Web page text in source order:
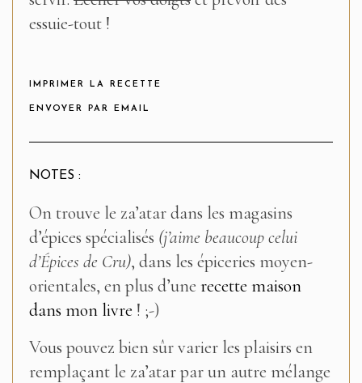
essuie-tout !
IMPRIMER LA RECETTE
ENVOYER PAR EMAIL
NOTES :
On trouve le za’atar dans les magasins
d’épices spécialisés (j’aime beaucoup celui
d’Épices de Cru), dans les épiceries moyen-
orientales, en plus d’une recette maison
dans mon livre ! ;-)
Vous pouvez bien sûr varier les plaisirs en
remplaçant le za’atar par un autre mélange